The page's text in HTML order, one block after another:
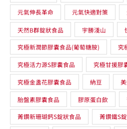
元氣伸長革命 元氣快適對策
天然B群錠狀食品 宇勝淺山
究極新潤節膠囊食品(葡萄糖胺) 究
究極活力源S膠囊食品 究極甘援膠
究極金盞花膠囊食品 納豆
胎盤素膠囊食品 膠原蛋白飲
菁鑽新珊瑚鈣S錠狀食品 菁鑽鐵S